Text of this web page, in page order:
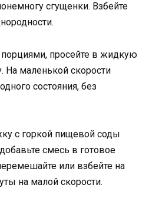
сгущенки. Взбейте
просейте в жидкую
маленькой скорости
состояния, без
с горкой пищевой соды
смесь в готовое
или взбейте на
на малой скорости.